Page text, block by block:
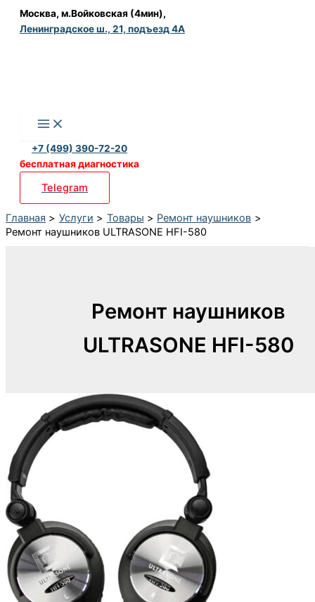
Перейти
Москва, м.Войковская (4мин),
Ленинградское ш., 21, подъезд 4А
+7 (499) 390-72-20
бесплатная диагностика
Telegram
Главная Услуги Товары
Ремонт наушников
Ремонт наушников ULTRASONE HFI-580
Ремонт наушников
ULTRASONE HFI-580